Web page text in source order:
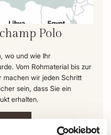
Polo
wo und wie Ihr
Vom Rohmaterial bis zur
machen wir jeden Schritt
sein, dass Sie ein
erhalten.